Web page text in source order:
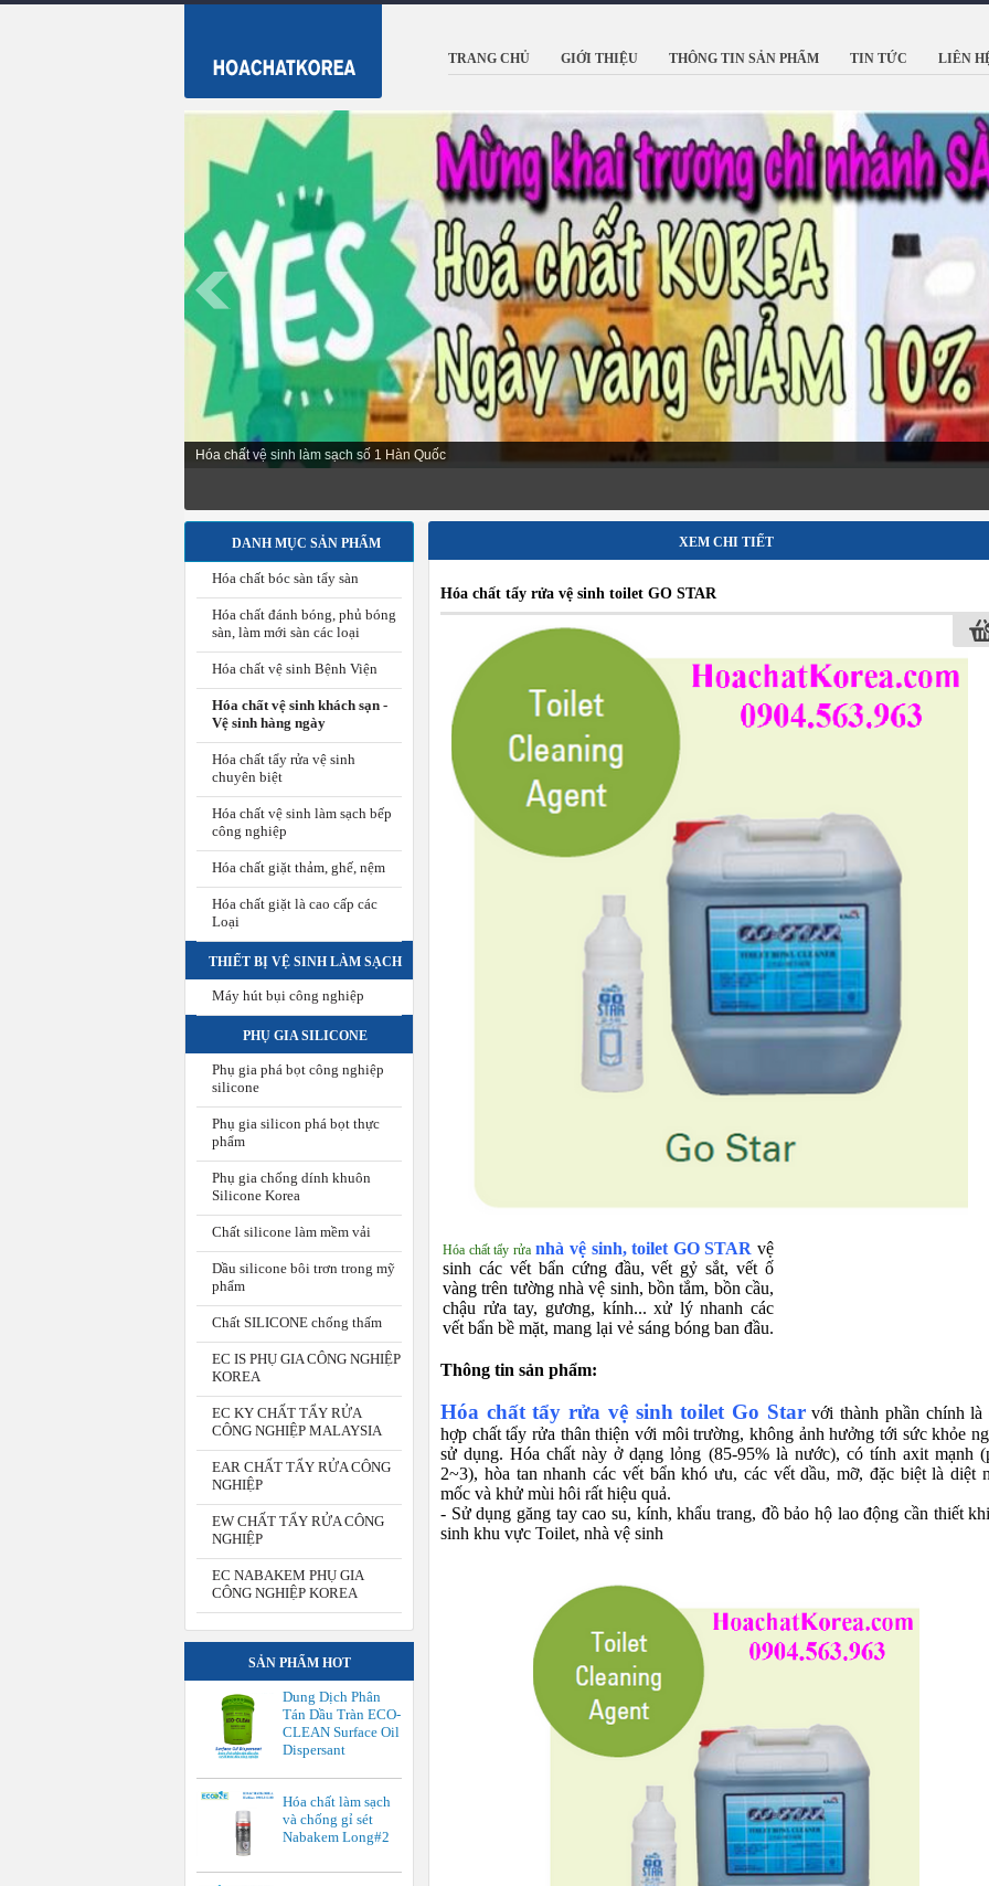
TRANG CHỦ GIỚI THIỆU THÔNG TIN SẢN PHẨM TIN TỨC LIÊN
Hóa chất vệ sinh làm sạch số 1 Hàn Quốc
DANH MỤC SẢN PHẨM
Hóa chất bóc sàn tẩy sàn
Hóa chất đánh bóng, phủ bóng
sàn, làm mới sàn các loại
Hóa chất vệ sinh Bệnh Viện
Hóa chất vệ sinh khách sạn -
Vệ sinh hàng ngày
Hóa chất tẩy rửa vệ sinh
chuyên biệt
Hóa chất vệ sinh làm sạch bếp
công nghiệp
Hóa chất giặt thảm, ghế, nệm
Hóa chất giặt là cao cấp các
Loại
THIẾT BỊ VỆ SINH LÀM SẠCH
Máy hút bụi công nghiệp
PHỤ GIA SILICONE
Phụ gia phá bọt công nghiệp
silicone
Phụ gia silicon phá bọt thực
phẩm
Phụ gia chống dính khuôn
Silicone Korea
Chất silicone làm mềm vải
Dầu silicone bôi trơn trong mỹ
phẩm
Chất SILICONE chống thấm
EC IS PHỤ GIA CÔNG NGHIỆP
KOREA
EC KY CHẤT TẨY RỬA
CÔNG NGHIỆP MALAYSIA
EAR CHẤT TẨY RỬA CÔNG
NGHIỆP
EW CHẤT TẨY RỬA CÔNG
NGHIỆP
EC NABAKEM PHỤ GIA
CÔNG NGHIỆP KOREA
SẢN PHẨM HOT
Dung Dịch Phân
Tán Dầu Tràn ECO-
CLEAN Surface Oil
Dispersant
Hóa chất làm sạch
và chống gỉ sét
Nabakem Long#2
XEM CHI TIẾT
Hóa chất tẩy rửa vệ sinh toilet GO STAR
Hóa chất tẩy rửanhà vệ sinh, toilet GO STAR vệ
sinh các vết bẩn cứng đầu, vết gỷ sắt, vết ố
vàng trên tường nhà vệ sinh, bồn tắm, bồn cầu,
chậu rửa tay, gương, kính... xử lý nhanh các
vết bẩn bề mặt, mang lại vẻ sáng bóng ban đầu.
Thông tin sản phẩm:
Hóa chất tẩy rửa vệ sinh toilet Go Star với thành phần chính là
hợp chất tẩy rửa thân thiện với môi trường, không ảnh hưởng tới sức khỏe
sử dụng. Hóa chất này ở dạng lỏng (85-95% là nước), có tính axit mạnh
2~3), hòa tan nhanh các vết bẩn khó ưu, các vết dầu, mỡ, đặc biệt là diệt
mốc và khử mùi hôi rất hiệu quả.
- Sử dụng găng tay cao su, kính, khẩu trang, đồ bảo hộ lao động cần thiết
sinh khu vực Toilet, nhà vệ sinh